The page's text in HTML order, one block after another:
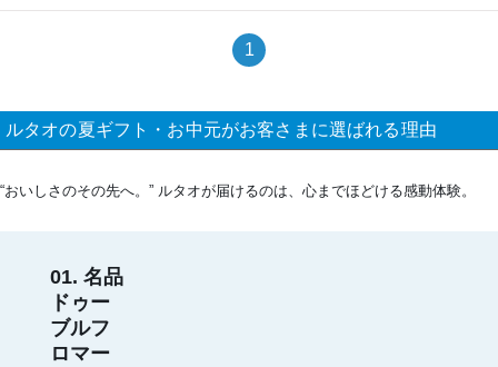
1
ルタオの夏ギフト・お中元がお客さまに選ばれる理由
“おいしさのその先へ。” ルタオが届けるのは、心までほどける感動体験。
01. 名品
ドゥー
ブルフ
ロマー